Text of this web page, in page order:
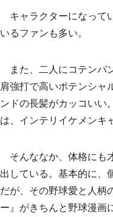
キャラクターになって
いるファンも多い。
また、二人にコテンパ
肩強打で高いポテンシャ
ンドの長髪がカッコいい
は、インテリイケメンキ
そんななか、体格にも
出している。基本的に、
だが、その野球愛と人柄
ー』がきちんと野球漫画